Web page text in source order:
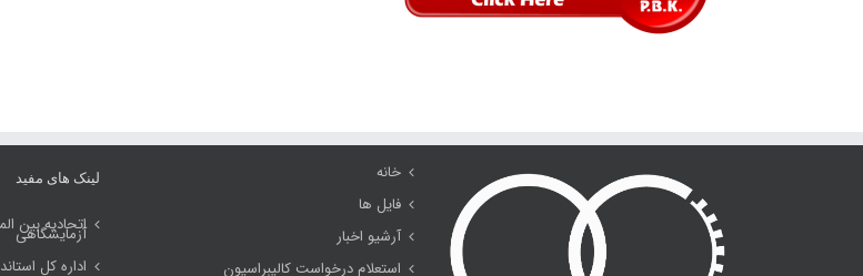
خانه
فایل ها
آرشیو اخبار
استعلام درخواست کالیبراسیون
لینک های مفید
اتحادیه بین
آزمایشگاهی
اداره کل